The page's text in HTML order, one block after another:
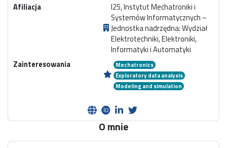
Afiliacja
I25, Instytut Mechatroniki i
Systemów Informatycznych –
Jednostka nadrzędna: Wydział
Elektrotechniki, Elektroniki,
Informatyki i Automatyki
Zainteresowania
Mechatronics
Exploratory data analysis
Modeling and simulation
O mnie